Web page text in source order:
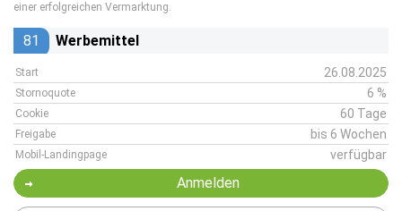
einer erfolgreichen Vermarktung.
81 Werbemittel
Start 26.08.2025
Stornoquote 6 %
Cookie 60 Tage
Freigabe bis 6 Wochen
Mobil-Landingpage verfügbar
Anmelden